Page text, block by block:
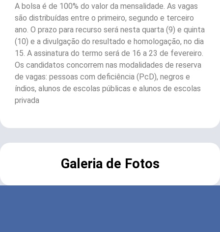
A bolsa é de 100% do valor da mensalidade. As vagas
são distribuídas entre o primeiro, segundo e terceiro
ano. O prazo para recurso será nesta quarta (9) e quinta
(10) e a divulgação do resultado e homologação, no dia
15. A assinatura do termo será de 16 a 23 de fevereiro.
Os candidatos concorrem nas modalidades de reserva
de vagas: pessoas com deficiência (PcD), negros e
índios, alunos de escolas públicas e alunos de escolas
privada
Galeria de Fotos